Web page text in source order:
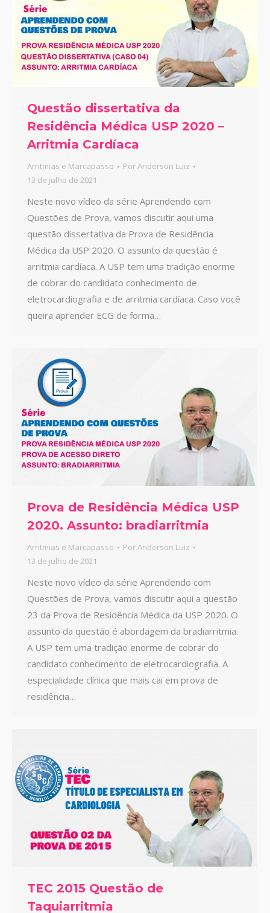
Questão dissertativa da
Residência Médica USP 2020 –
Arritmia Cardíaca
Arritmias e Marcapasso PorAnderson Luiz
13 de julho de 2021
Neste novo vídeo da série Aprendendo com
Questões de Prova, vamos discutir aqui uma
questão dissertativa da Prova de Residência
Médica da USP 2020. O assunto da questão é
arritmia cardíaca. A USP tem uma tradição enorme
de cobrar do candidato conhecimento de
eletrocardiografia e de arritmia cardíaca. Caso você
queira aprender ECG de forma…
Prova de Residência Médica USP
2020. Assunto: bradiarritmia
Arritmias e Marcapasso PorAnderson Luiz
13 de julho de 2021
Neste novo vídeo da série Aprendendo com
Questões de Prova, vamos discutir aqui a questão
23 da Prova de Residência Médica da USP 2020. O
assunto da questão é abordagem da bradiarritmia.
A USP tem uma tradição enorme de cobrar do
candidato conhecimento de eletrocardiografia. A
especialidade clínica que mais cai em prova de
residência…
TEC 2015 Questão de
Taquiarritmia